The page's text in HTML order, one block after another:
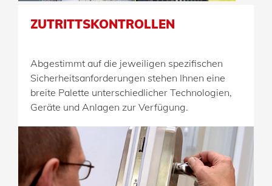
ZUTRITTSKONTROLLEN
Abgestimmt auf die jeweiligen spezifischen
Sicherheitsanforder­­ungen stehen Ihnen eine
breite Palette unterschiedlicher Technologien,
Geräte und Anlagen zur Verfügung.